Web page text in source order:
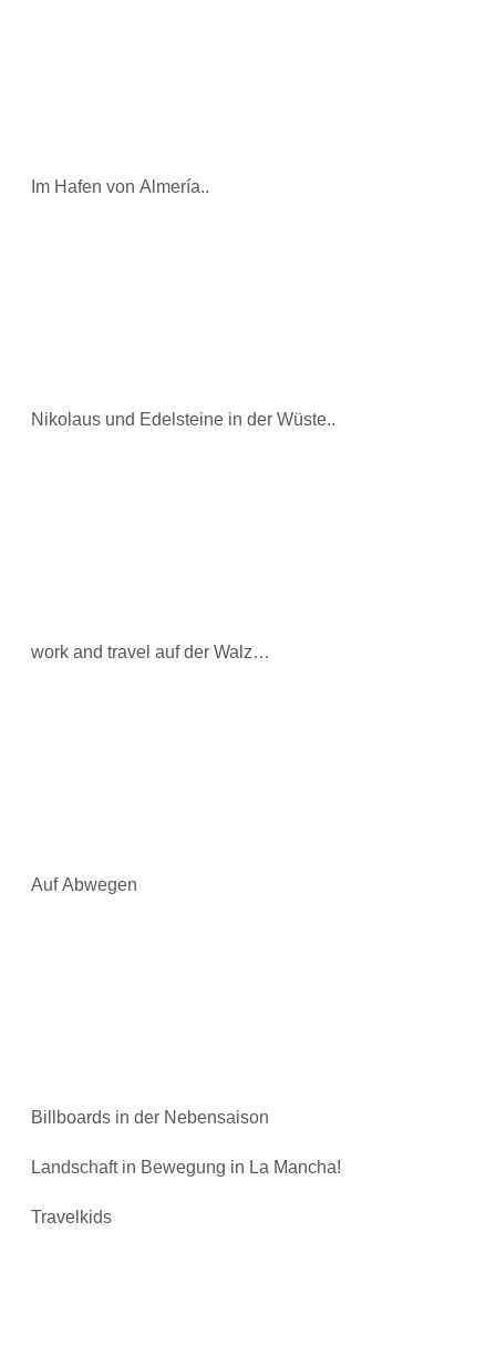
Im Hafen von Almería..
Nikolaus und Edelsteine in der Wüste..
work and travel auf der Walz…
Auf Abwegen
Billboards in der Nebensaison
Landschaft in Bewegung in La Mancha!
Travelkids